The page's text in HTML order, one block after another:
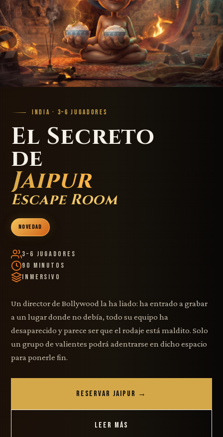
INDIA · 3–6 JUGADORES
El Secreto
de
Jaipur
Escape Room
NOVEDAD
3–6 Jugadores
90 Minutos
Inmersivo
Un director de Bollywood la ha liado: ha entrado a grabar
a un lugar donde no debía, todo su equipo ha
desaparecido y parece ser que el rodaje está maldito. Solo
un grupo de valientes podrá adentrarse en dicho espacio
para ponerle fin.
RESERVAR JAIPUR →
LEER MÁS